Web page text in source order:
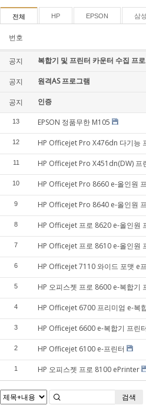
전체 HP EPSON 삼성
번호
공지 복합기 및 프린터 카운터 수집 프
공지 원격AS 프로그램
공지 인증
13 EPSON 정품무한 M105
12 HP Officejet Pro X476dn 다기능
11 HP Officejet Pro X451dn(DW) 프
10 HP Officejet Pro 8660 e-올인원
9 HP Officejet Pro 8640 e-올인원
8 HP Officejet 프로 8620 e-올인원
7 HP Officejet 프로 8610 e-올인원
6 HP Officejet 7110 와이드 포맷 e
5 HP 오피스젯 프로 8600 e-복합기
4 HP Officejet 6700 프리미엄 e-복
3 HP Officejet 6600 e-복합기 프린터
2 HP Officejet 6100 e-프린터
1 HP 오피스젯 프로 8100 ePrinter
검색